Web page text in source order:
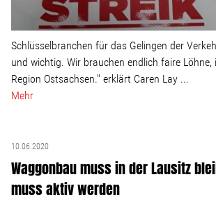
Team
Transparenz
Über mich
Schlüsselbranchen für das Gelingen der
und wichtig. Wir brauchen endlich faire Löhne,
Region Ostsachsen." erklärt Caren Lay ...
Mehr
10.06.2020
Waggonbau muss in der Lausitz
muss aktiv werden